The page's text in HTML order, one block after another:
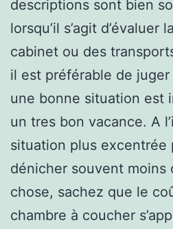
descriptions sont bien
lorsqu’il s’agit d’évaluer
cabinet ou des
il est préférable de
une bonne situation est
un tres bon vacance. A
situation plus excentrée
dénicher souvent moins
chose, sachez que le
chambre à coucher